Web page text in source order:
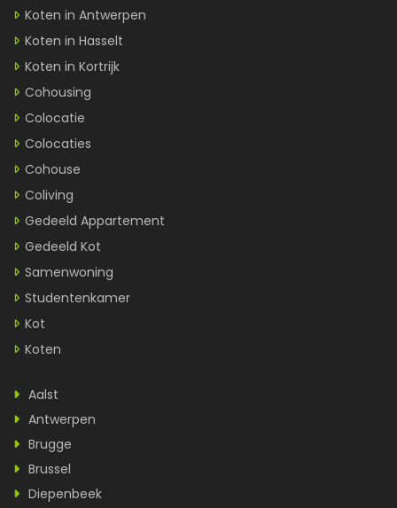
Koten in Antwerpen
Koten in Hasselt
Koten in Kortrijk
Cohousing
Colocatie
Colocaties
Cohouse
Coliving
Gedeeld Appartement
Gedeeld Kot
Samenwoning
Studentenkamer
Kot
Koten
Aalst
Antwerpen
Brugge
Brussel
Diepenbeek